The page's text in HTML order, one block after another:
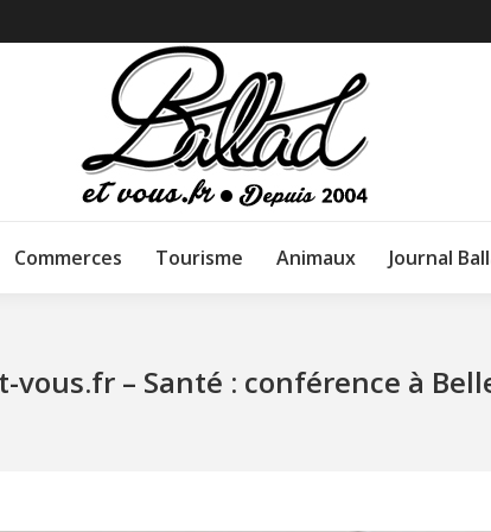
Commerces Tourisme Animaux Journal
vous.fr – Santé : conférence à